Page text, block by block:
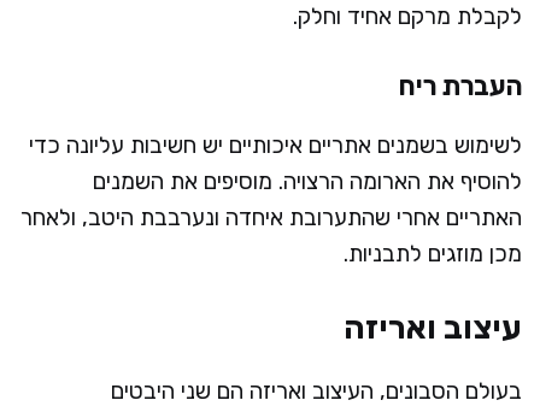
לקבלת מרקם אחיד וחלק.
העברת ריח
לשימוש בשמנים אתריים איכותיים יש חשיבות עליונה כדי
להוסיף את הארומה הרצויה. מוסיפים את השמנים
האתריים אחרי שהתערובת איחדה ונערבבת היטב, ולאחר
מכן מוזגים לתבניות.
עיצוב ואריזה
בעולם הסבונים, העיצוב ואריזה הם שני היבטים